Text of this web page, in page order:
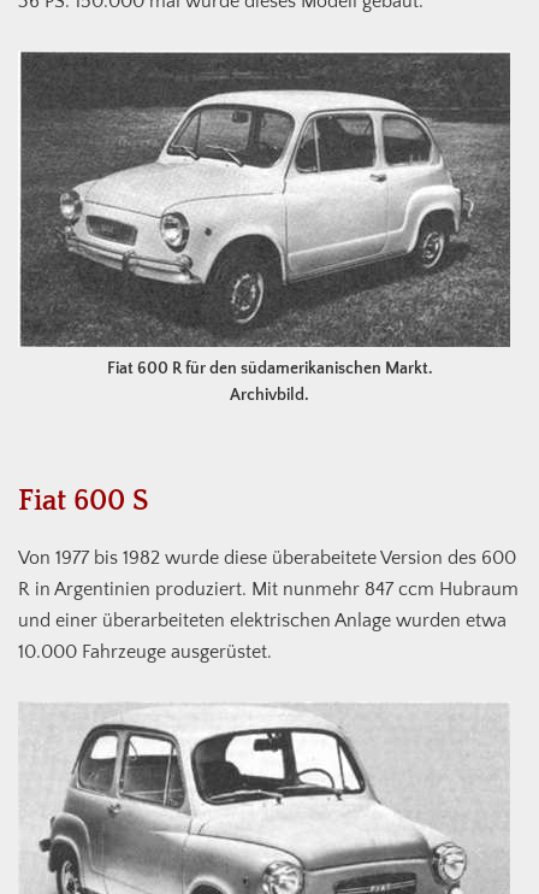
Fiat 600 R für den südamerikanischen Markt.
Archivbild.
Fiat 600 S
Von 1977 bis 1982 wurde diese überabeitete Version des 600
R in Argentinien produziert. Mit nunmehr 847 ccm Hubraum
und einer überarbeiteten elektrischen Anlage wurden etwa
10.000 Fahrzeuge ausgerüstet.